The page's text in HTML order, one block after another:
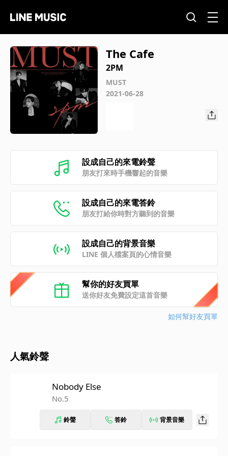
The Cafe
2PM
MUST
2021-06-28
設成自己的來電鈴聲
朋友打來時手機響起的音樂
設成自己的來電答鈴
朋友打給你時對方聽到的音樂
設成自己的背景音樂
LINE 個人檔案頁的心情音樂
幫你的好友買單
送你好友免費設定這首音樂
如何幫好友買單
人氣鈴聲
Nobody Else
No.5
鈴聲 答鈴 背景音樂